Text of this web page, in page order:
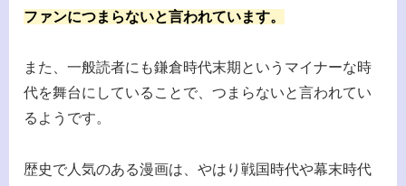
ファンにつまらないと言われています。
また、一般読者にも鎌倉時代末期というマイナーな時
代を舞台にしていることで、つまらないと言われてい
るようです。
歴史で人気のある漫画は、やはり戦国時代や幕末時代